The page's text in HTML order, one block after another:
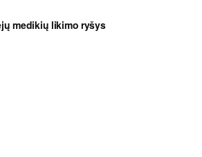
medikių likimo ryšys